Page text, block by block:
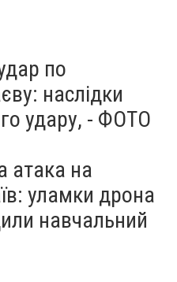
по
наслідки
удару, - ФОТО
атака на
уламки дрона
навчальний